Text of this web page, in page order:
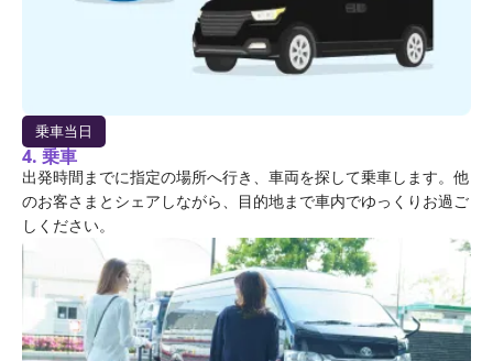
乗車当日
4. 乗車
出発時間までに指定の場所へ行き、車両を探して乗車します。他
のお客さまとシェアしながら、目的地まで車内でゆっくりお過ご
しください。